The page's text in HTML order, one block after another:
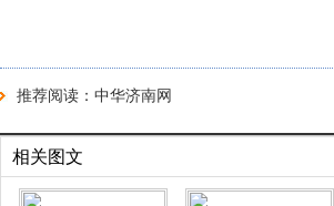
推荐阅读： 中华济南网
相关图文